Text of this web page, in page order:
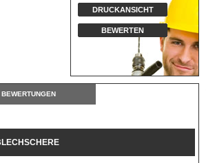
DRUCKANSICHT
BEWERTEN
BEWERTUNGEN